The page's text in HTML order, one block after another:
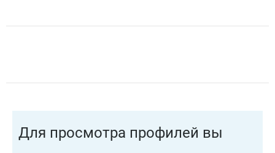
Для просмотра профилей вы